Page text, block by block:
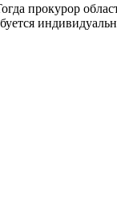
прокурор